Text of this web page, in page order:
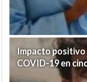
Impacto positivo
COVID-19 en